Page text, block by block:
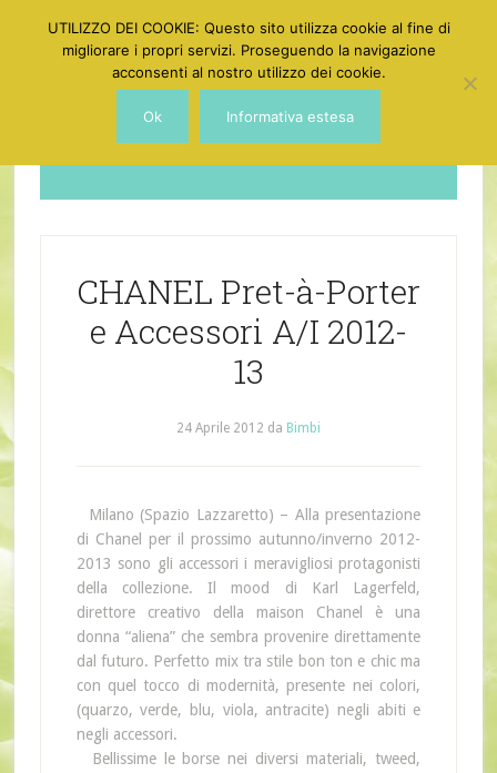
Dotgirl
CHANEL Pret-à-Porter
e Accessori A/I 2012-
13
24 Aprile 2012 da Bimbi
Milano (Spazio Lazzaretto) – Alla presentazione
di Chanel per il prossimo autunno/inverno 2012-
2013 sono gli accessori i meravigliosi protagonisti
della collezione. Il mood di Karl Lagerfeld,
direttore creativo della maison Chanel è una
donna “aliena” che sembra provenire direttamente
dal futuro. Perfetto mix tra stile bon ton e chic ma
con quel tocco di modernità, presente nei colori,
(quarzo, verde, blu, viola, antracite) negli abiti e
negli accessori.
Bellissime le borse nei diversi materiali, tweed,
UTILIZZO DEI COOKIE: Questo sito utilizza cookie al fine di
migliorare i propri servizi. Proseguendo la navigazione
acconsenti al nostro utilizzo dei cookie.
Ok Informativa estesa